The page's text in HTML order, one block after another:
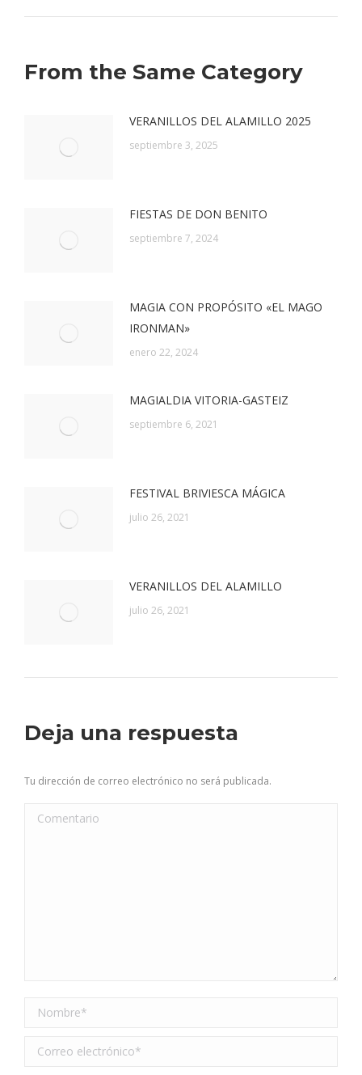
From the Same Category
VERANILLOS DEL ALAMILLO 2025
septiembre 3, 2025
FIESTAS DE DON BENITO
septiembre 7, 2024
MAGIA CON PROPÓSITO «EL MAGO
IRONMAN»
enero 22, 2024
MAGIALDIA VITORIA-GASTEIZ
septiembre 6, 2021
FESTIVAL BRIVIESCA MÁGICA
julio 26, 2021
VERANILLOS DEL ALAMILLO
julio 26, 2021
Deja una respuesta
Tu dirección de correo electrónico no será publicada.
Comentario
Nombre *
Correo electrónico *